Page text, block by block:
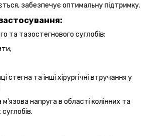
забезпечує оптимальну підтримку.
та тазостегнового суглобів;
стегна та інші хірургічні втручання у
напруга в області колінних та